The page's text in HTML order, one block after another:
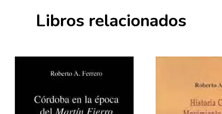
Libros relacionados